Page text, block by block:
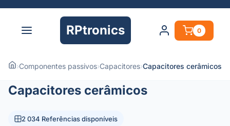
RPtronics 0
›Componentes passivos›Capacitores›Capacitores cerâmicos
Capacitores cerâmicos
2 034 Referências disponíveis